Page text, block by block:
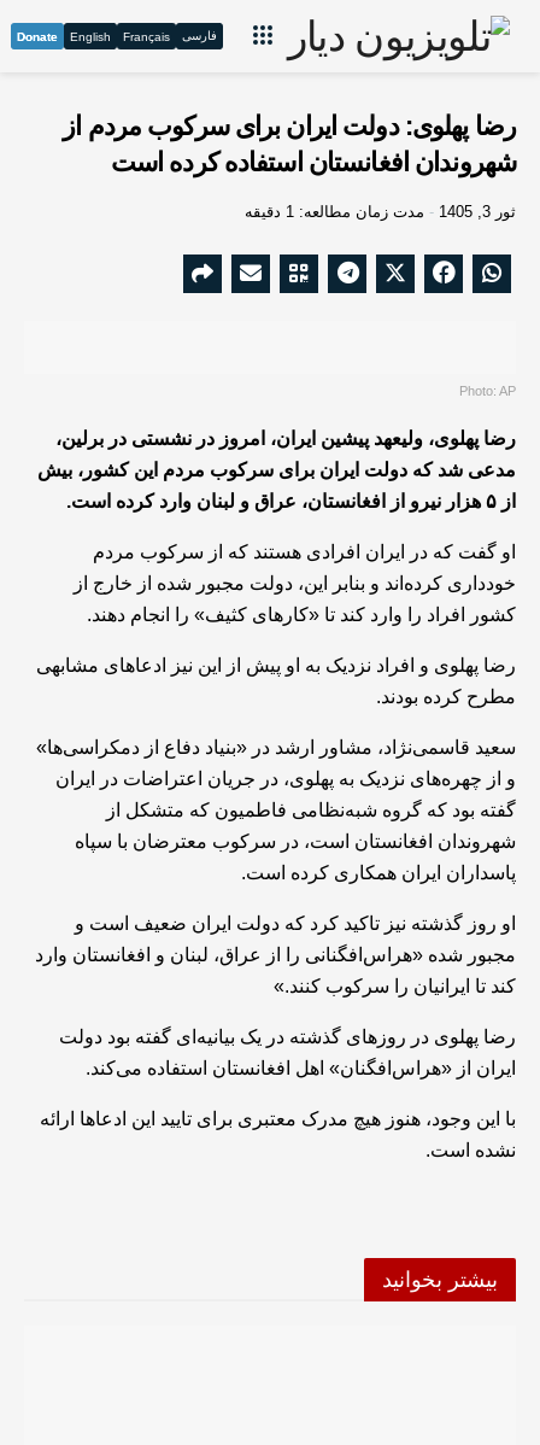
فارسی Français
English
Donate
رضا پهلوی: دولت ایران برای سرکوب مردم از
شهروندان افغانستان استفاده کرده است
ثور 3, 1405 مدت زمان مطالعه: 1 دقیقه
Photo: AP
رضا پهلوی، ولیعهد پیشین ایران، امروز در نشستی در برلین،
مدعی شد که دولت ایران برای سرکوب مردم این کشور، بیش
از ۵ هزار نیرو از افغانستان، عراق و لبنان وارد کرده است.
او گفت که در ایران افرادی هستند که از سرکوب مردم
خودداری کرده‌اند و بنابر این، دولت مجبور شده از خارج از
کشور افراد را وارد کند تا «کارهای کثیف» را انجام دهند.
رضا پهلوی و افراد نزدیک به او پیش از این نیز ادعاهای مشابهی
مطرح کرده بودند.
سعید قاسمی‌نژاد، مشاور ارشد در «بنیاد دفاع از دمکراسی‌ها»
و از چهره‌های نزدیک به پهلوی، در جریان اعتراضات در ایران
گفته بود که گروه شبه‌نظامی فاطمیون که متشکل از
شهروندان افغانستان است، در سرکوب معترضان با سپاه
پاسداران ایران همکاری کرده است.
او روز گذشته نیز تاکید کرد که دولت ایران ضعیف است و
مجبور شده «هراس‌افگنانی را از عراق، لبنان و افغانستان وارد
کند تا ایرانیان را سرکوب کنند.»
رضا پهلوی در روزهای گذشته در یک بیانیه‌ای گفته بود دولت
ایران از «هراس‌افگنان» اهل افغانستان استفاده می‌کند.
با این وجود، هنوز هیچ مدرک معتبری برای تایید این ادعاها ارائه
نشده است.
بیشتر بخوانید